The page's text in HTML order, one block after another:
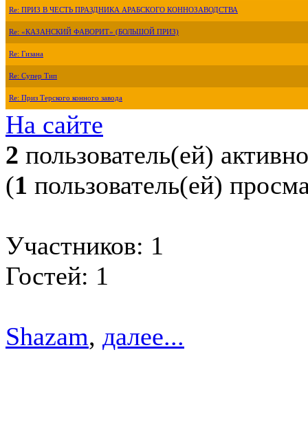
Re: ПРИЗ В ЧЕСТЬ ПРАЗДНИКА АРАБСКОГО КОННОЗАВОДСТВА
Re: «КАЗАНСКИЙ ФАВОРИТ» (БОЛЬШОЙ ПРИЗ)
Re: Гизана
Re: Супер Тип
Re: Приз Терского конного завода
На сайте
2 пользователь(ей) активно
(1 пользователь(ей)
Участников: 1
Гостей: 1
Shazam, далее...